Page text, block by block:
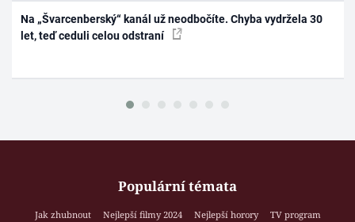
Na „Švarcenberský“ kanál už neodbočíte. Chyba vydržela 30
let, teď ceduli celou odstraní
Populární témata
Jak zhubnout Nejlepší filmy 2024 Nejlepší horory
TV program